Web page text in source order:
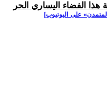
الفضاء اليساري الحر
على اليوتيوب]